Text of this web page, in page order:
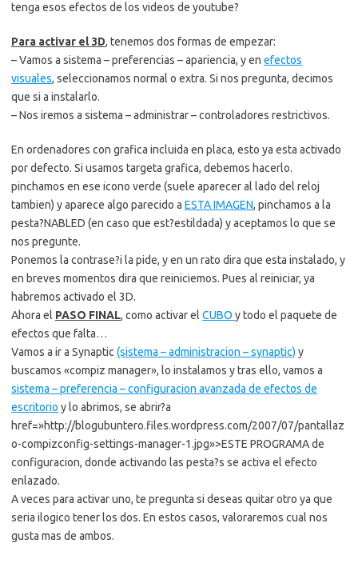
tenga esos efectos de los videos de youtube?
Para activar el 3D, tenemos dos formas de empezar:
– Vamos a sistema – preferencias – apariencia, y en efectos
visuales, seleccionamos normal o extra. Si nos pregunta, decimos
que si a instalarlo.
– Nos iremos a sistema – administrar – controladores restrictivos.
En ordenadores con grafica incluida en placa, esto ya esta activado
por defecto. Si usamos targeta grafica, debemos hacerlo.
pinchamos en ese icono verde (suele aparecer al lado del reloj
tambien) y aparece algo parecido a ESTA IMAGEN, pinchamos a la
pesta?NABLED (en caso que est?estildada) y aceptamos lo que se
nos pregunte.
Ponemos la contrase?i la pide, y en un rato dira que esta instalado, y
en breves momentos dira que reiniciemos. Pues al reiniciar, ya
habremos activado el 3D.
Ahora el PASO FINAL, como activar el CUBO y todo el paquete de
efectos que falta…
Vamos a ir a Synaptic (sistema – administracion – synaptic) y
buscamos «compiz manager», lo instalamos y tras ello, vamos a
sistema – preferencia – configuracion avanzada de efectos de
escritorio y lo abrimos, se abrir?a
href=»http://blogubuntero.files.wordpress.com/2007/07/pantallaz
o-compizconfig-settings-manager-1.jpg»>ESTE PROGRAMA de
configuracion, donde activando las pesta?s se activa el efecto
enlazado.
A veces para activar uno, te pregunta si deseas quitar otro ya que
seria ilogico tener los dos. En estos casos, valoraremos cual nos
gusta mas de ambos.